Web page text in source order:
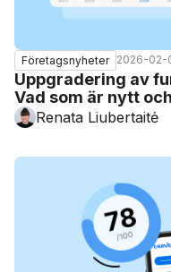
Företagsnyheter 2026-02-
Uppgradering av
Vad som är nytt
Renata Liubertaitė